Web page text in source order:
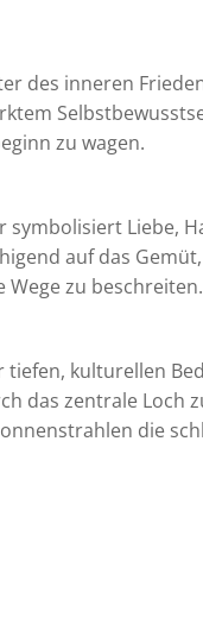
des inneren
zu wagen.
symbolisiert Liebe,
auf das
zu beschreiten.
kulturellen
das zentrale Loch
die